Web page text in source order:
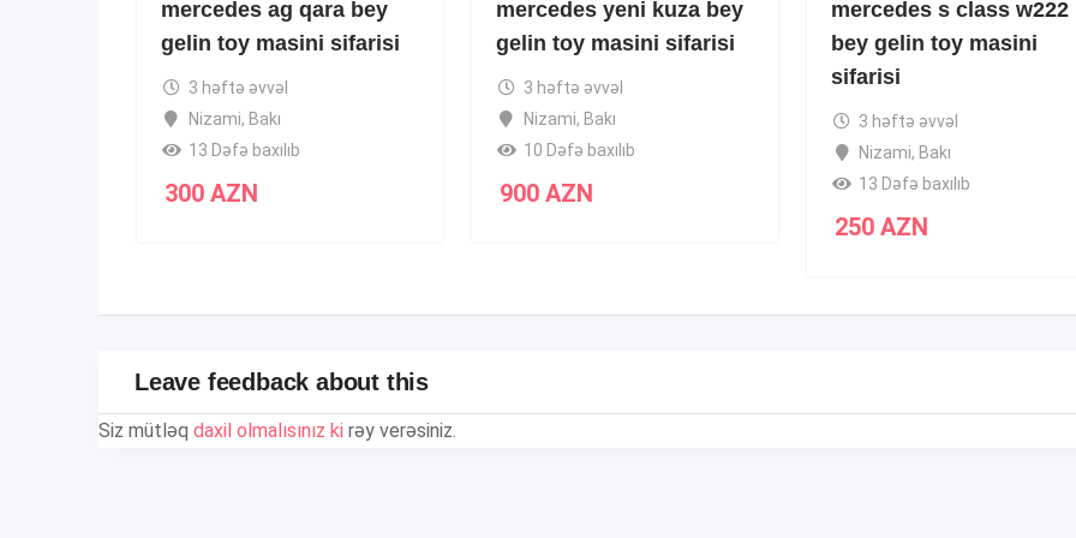
mercedes ag qara bey
gelin toy masini sifarisi
3 həftə əvvəl
Nizami, Bakı
13 Dəfə baxılıb
300 AZN
mercedes yeni kuza bey
gelin toy masini sifarisi
3 həftə əvvəl
Nizami, Bakı
10 Dəfə baxılıb
900AZN
mercedes s class w222
bey gelin toy masini
sifarisi
3 həftə əvvəl
Nizami, Bakı
13 Dəfə baxılıb
250AZN
Leave feedback about this
Siz mütləq daxil olmalısınız ki rəy verəsiniz.